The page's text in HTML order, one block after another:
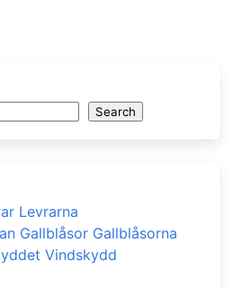
Search
Levrarna
Gallblåsor Gallblåsorna
Vindskydd